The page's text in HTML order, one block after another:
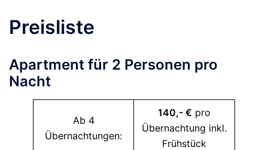
Preisliste
Apartment für 2 Personen pro
Nacht
Ab 4
Übernachtungen:
140,- € pro
Übernachtung inkl.
Frühstück